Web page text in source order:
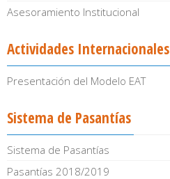
Asesoramiento Institucional
Actividades Internacionales
Presentación del Modelo EAT
Sistema de Pasantías
Sistema de Pasantías
Pasantías 2018/2019